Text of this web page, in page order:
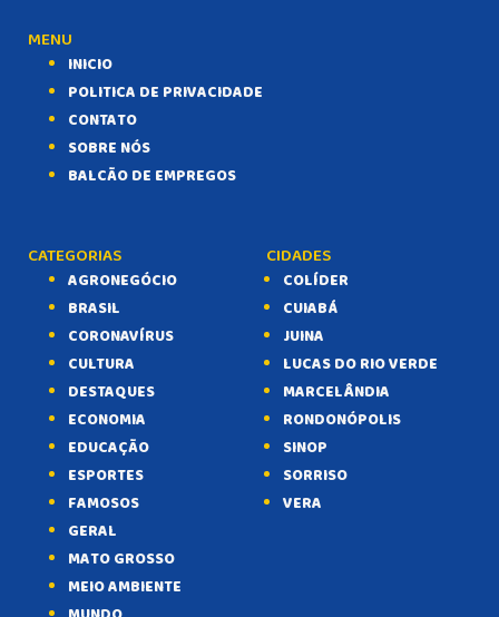
MENU
INICIO
POLITICA DE PRIVACIDADE
CONTATO
SOBRE NÓS
BALCÃO DE EMPREGOS
CATEGORIAS
AGRONEGÓCIO
BRASIL
CORONAVÍRUS
CULTURA
DESTAQUES
ECONOMIA
EDUCAÇÃO
ESPORTES
FAMOSOS
GERAL
MATO GROSSO
MEIO AMBIENTE
CIDADES
COLÍDER
CUIABÁ
JUINA
LUCAS DO RIO VERDE
MARCELÂNDIA
RONDONÓPOLIS
SINOP
SORRISO
VERA